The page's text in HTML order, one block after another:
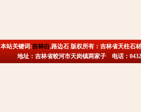
本站关键词:吉林白,路边石 版权所有：吉林省天柱石
地址：吉林省蛟河市天岗镇两家子 电话：